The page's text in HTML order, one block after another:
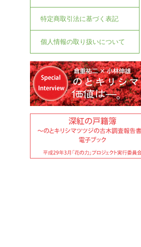
特定商取引法に基づく表記
個人情報の取り扱いについて